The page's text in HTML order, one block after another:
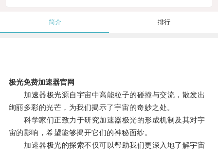
简介 排行
极光免费加速器官网
加速器极光源自宇宙中高能粒子的碰撞与交流，散发出
绚丽多彩的光芒，为我们揭示了宇宙的奇妙之处。
科学家们正致力于研究加速器极光的形成机制及其对宇
宙的影响，希望能够揭开它们的神秘面纱。
加速器极光的探索不仅可以帮助我们更深入地了解宇宙